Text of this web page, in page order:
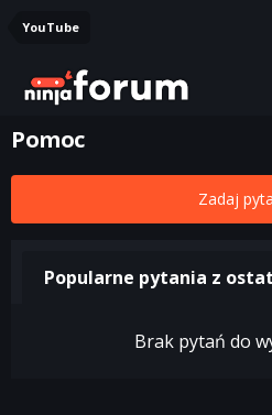
YouTube
Pomoc
Zadaj
Popularne pytania z
Brak pytań do